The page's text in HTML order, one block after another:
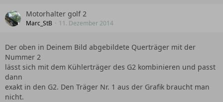
Motorhalter golf 2
Marc_StB 11. Dezember 2014
Der oben in Deinem Bild abgebildete Querträger mit der
Nummer 2
lässt sich mit dem Kühlerträger des G2 kombinieren und passt
dann
exakt in den G2. Den Träger Nr. 1 aus der Grafik braucht man
nicht.